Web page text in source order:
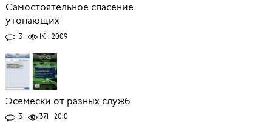
Самостоятельное спасение
утопающих
13 1K 2009
Эсемески от разных служб
13 371 2010